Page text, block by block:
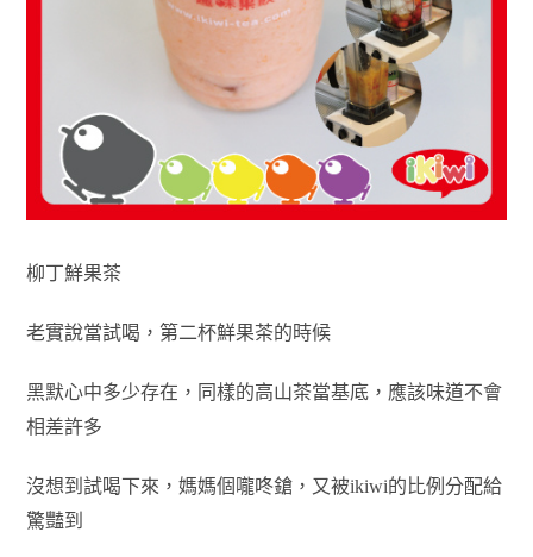
柳丁鮮果茶
老實說當試喝，第二杯鮮果茶的時候
黑默心中多少存在，同樣的高山茶當基底，應該味道不會
相差許多
沒想到試喝下來，媽媽個嚨咚鎗，又被ikiwi的比例分配給
驚豔到